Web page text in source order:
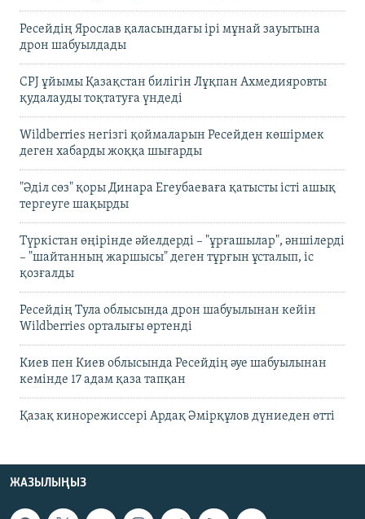
Ресейдің Ярослав қаласындағы ірі мұнай зауытына
дрон шабуылдады
CPJ ұйымы Қазақстан билігін Лұқпан Ахмедияровты
қудалауды тоқтатуға үндеді
Wildberries негізгі қоймаларын Ресейден көшірмек
деген хабарды жоққа шығарды
"Әділ сөз" қоры Динара Егеубаеваға қатысты істі ашық
тергеуге шақырды
Түркістан өңірінде әйелдерді – "ұрғашылар", әншілерді
– "шайтанның жаршысы" деген тұрғын ұсталып, іс
қозғалды
Ресейдің Тула облысында дрон шабуылынан кейін
Wildberries орталығы өртенді
Киев пен Киев облысында Ресейдің әуе шабуылынан
кемінде 17 адам қаза тапқан
Қазақ кинорежиссері Ардақ Әмірқұлов дүниеден өтті
ЖАЗЫЛЫҢЫЗ